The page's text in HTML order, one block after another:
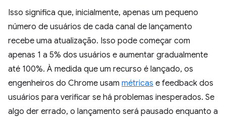
Isso significa que, inicialmente, apenas um pequeno
número de usuários de cada canal de lançamento
recebe uma atualização. Isso pode começar com
apenas 1 a 5% dos usuários e aumentar gradualmente
até 100%. À medida que um recurso é lançado, os
engenheiros do Chrome usam métricas e feedback dos
usuários para verificar se há problemas inesperados. Se
algo der errado, o lançamento será pausado enquanto a